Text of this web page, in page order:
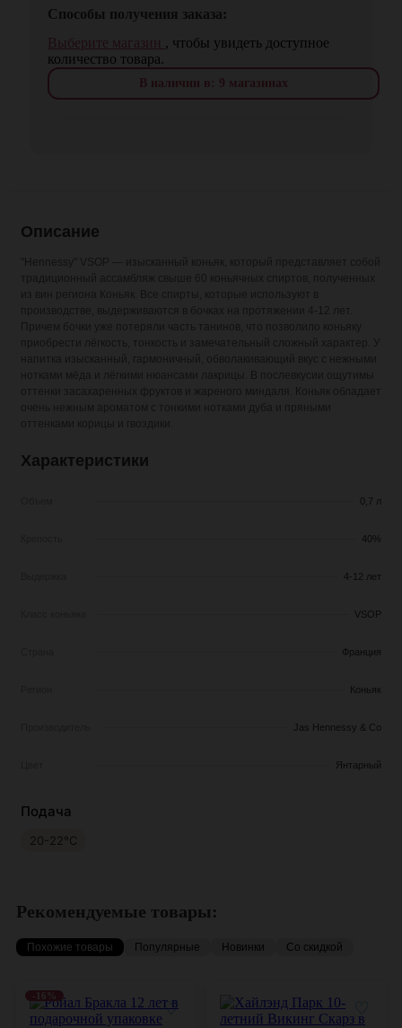
Способы получения заказа:
Выберите магазин , чтобы увидеть доступное
количество товара.
В наличии в: 9 магазинах
Описание
Характеристики
0,7 л
40%
4-12 лет
VSOP
Франция
Коньяк
Jas Hennessy & Co
Янтарный
Подача
20-22°С
Рекомендуемые товары:
Похожие товары Популярные Новинки Со скидкой
-16%
♡